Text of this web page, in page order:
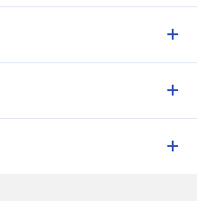
ュ
ー
ュ